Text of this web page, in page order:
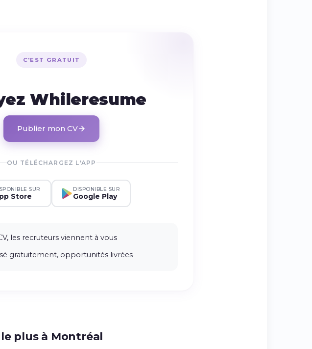
C'EST GRATUIT
Whileresume
Publier mon CV
OU TÉLÉCHARGEZ L'APP
SUR
Store
DISPONIBLE SUR
Google Play
les recruteurs viennent à vous
gratuitement, opportunités livrées
plus à Montréal